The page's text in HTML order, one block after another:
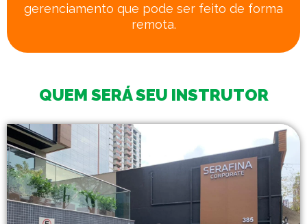
gerenciamento que pode ser feito de forma
remota.
QUEM SERÁ SEU INSTRUTOR